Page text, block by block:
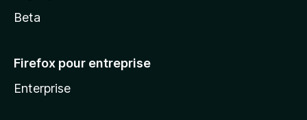
Beta
Firefox pour entreprise
Enterprise